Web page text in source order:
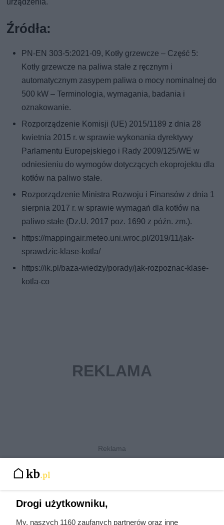
Źródła:
PN-EN 303-5:2021-09, Kotły grzewcze – Część 5:
Kotły grzewcze na paliwa stałe z ręcznym i
automatycznym zasypem paliwa o mocy nominalnej do
500 kW – Terminologia, wymagania, badania i
oznakowanie.
Rozporządzenie Komisji (UE) 2015/1189 z dnia 28
kwietnia 2015 r. w sprawie wykonania dyrektywy
Parlamentu Europejskiego i Rady 2009/125/WE w
odniesieniu do wymogów dotyczących ekoprojektu dla
kotłów na paliwo stałe.
Rozporządzenie Ministra Rozwoju i Finansów z dnia 1
sierpnia 2017 r. w sprawie wymagań dla kotłów na
paliwo stałe (Dz.U. 2017 poz. 1690 z późn. zm.).
https://mappingair.meteo.uni.wroc.pl/2019/11/jak-
sprawdzic-klase-kotla/
https://ik.pl/baza-wiedzy/porady/jak-rozpoznac-klase-
kotla-co
Najpopularniejsze w tej chwili
Traktowali ją jak zabawkę i przekazywali
Drogi użytkowniku,
My, naszych 1160 zaufanych partnerów oraz inne